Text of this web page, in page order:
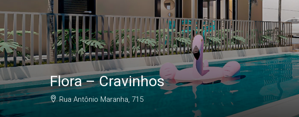
Flora – Cravinhos
Rua Antônio Maranha, 715